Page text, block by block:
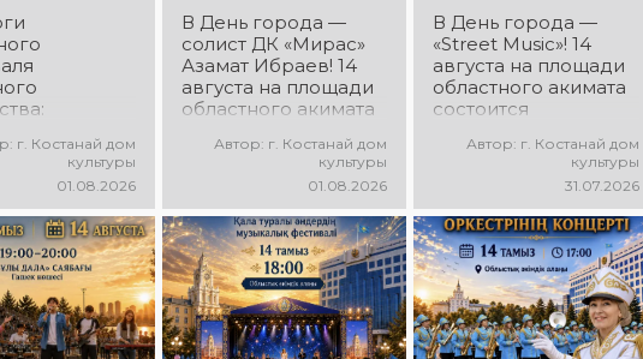
г. Костанай дом
культуры
01.08.2026
В День города —
солист ДК «Мирас»
Азамат Ибраев! 14
августа на площади
областного акимата
концертная
программа Азамата
Ибраева! Вас ждут
любимые песни,
яркое выступление,
мощная энергия и
праздничное
настроение!
Автор: г. Костанай дом
культуры
01.08.2026
В День города —
«Street Music»! 14
августа на площади
областного акимата
состоится
программа
коллективов города
«Street Music»! Вас
ждут современная
музыка, яркие
выступления,
мощная энергия и
праздничное
настроение!
Автор: г. Костанай дом
культуры
31.07.2026